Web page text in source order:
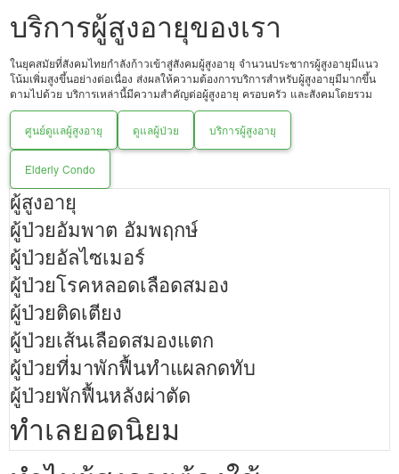
บริการผู้สูงอายุของเรา
ในยุคสมัยที่สังคมไทยกำลังก้าวเข้าสู่สังคมผู้สูงอายุ จำนวนประชากรผู้สูงอายุมีแนว
โน้มเพิ่มสูงขึ้นอย่างต่อเนื่อง ส่งผลให้ความต้องการบริการสำหรับผู้สูงอายุมีมากขึ้น
ตามไปด้วย บริการเหล่านี้มีความสำคัญต่อผู้สูงอายุ ครอบครัว และสังคมโดยรวม
ศูนย์ดูแลผู้สูงอายุ
ผู้สูงอายุ
ผู้ป่วยอัมพาต อัมพฤกษ์
ผู้ป่วยอัลไซเมอร์
ผู้ป่วยโรคหลอดเลือดสมอง
ผู้ป่วยติดเตียง
ผู้ป่วยเส้นเลือดสมองแตก
ผู้ป่วยที่มาพักฟื้นทำแผลกดทับ
ผู้ป่วยพักฟื้นหลังผ่าตัด
ทำเลยอดนิยม
ดูแลผู้ป่วย บริการผู้สูงอายุ
Elderly Condo